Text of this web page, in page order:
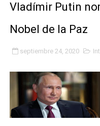
Hospital
Instituto Nacional de
Vladímir Putin
Nobel de la Paz
septiembre 24, 2020